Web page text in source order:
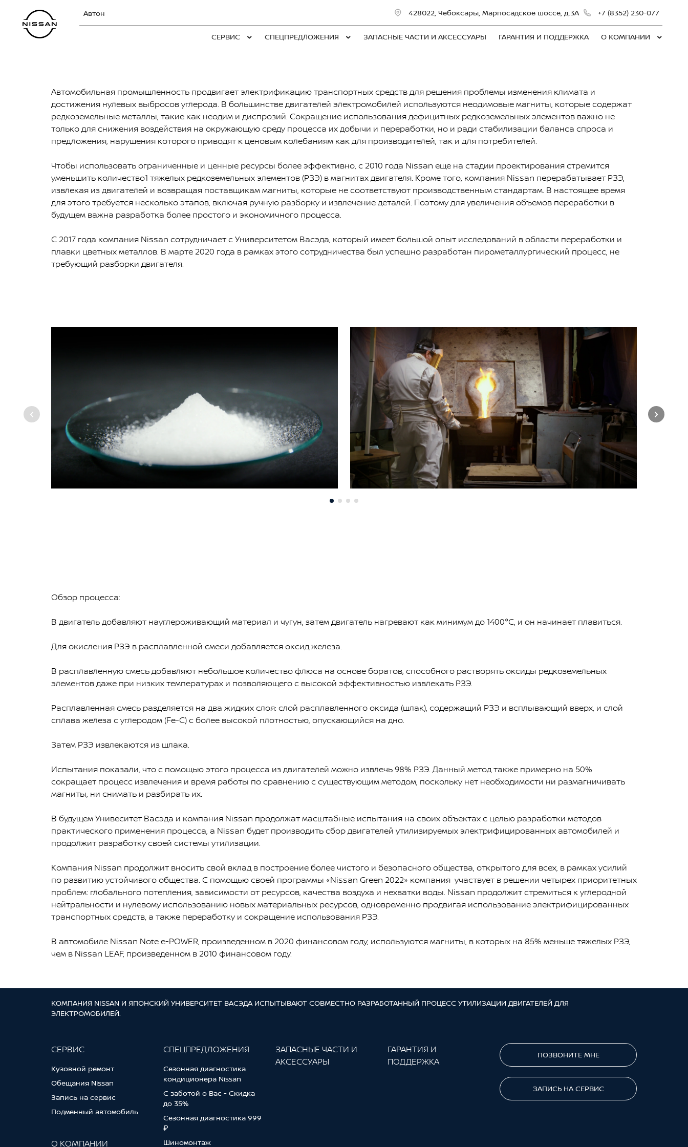
Автон 428022, Чебоксары, Марпосадское шоссе, д.3А +7 (8352) 230-077
СЕРВИС СПЕЦПРЕДЛОЖЕНИЯ ЗАПАСНЫЕ ЧАСТИ И АКСЕССУАРЫ ГАРАНТИЯ И ПОДДЕРЖКА О КОМПАНИИ
Автомобильная промышленность продвигает электрификацию транспортных средств для решения проблемы изменения климата и
достижения нулевых выбросов углерода. В большинстве двигателей электромобилей используются неодимовые магниты, которые содержат
редкоземельные металлы, такие как неодим и диспрозий. Сокращение использования дефицитных редкоземельных элементов важно не
только для снижения воздействия на окружающую среду процесса их добычи и переработки, но и ради стабилизации баланса спроса и
предложения, нарушения которого приводят к ценовым колебаниям как для производителей, так и для потребителей.
Чтобы использовать ограниченные и ценные ресурсы более эффективно, с 2010 года Nissan еще на стадии проектирования стремится
уменьшить количество1 тяжелых редкоземельных элементов (РЗЭ) в магнитах двигателя. Кроме того, компания Nissan перерабатывает РЗЭ,
извлекая из двигателей и возвращая поставщикам магниты, которые не соответствуют производственным стандартам. В настоящее время
для этого требуется несколько этапов, включая ручную разборку и извлечение деталей. Поэтому для увеличения объемов переработки в
будущем важна разработка более простого и экономичного процесса.
С 2017 года компания Nissan сотрудничает с Университетом Васэда, который имеет большой опыт исследований в области переработки и
плавки цветных металлов. В марте 2020 года в рамках этого сотрудничества был успешно разработан пирометаллургический процесс, не
требующий разборки двигателя.
Обзор процесса:
В двигатель добавляют науглероживающий материал и чугун, затем двигатель нагревают как минимум до 1400°C, и он начинает плавиться.
Для окисления РЗЭ в расплавленной смеси добавляется оксид железа.
В расплавленную смесь добавляют небольшое количество флюса на основе боратов, способного растворять оксиды редкоземельных
элементов даже при низких температурах и позволяющего с высокой эффективностью извлекать РЗЭ.
Расплавленная смесь разделяется на два жидких слоя: слой расплавленного оксида (шлак), содержащий РЗЭ и всплывающий вверх, и слой
сплава железа с углеродом (Fe-C) с более высокой плотностью, опускающийся на дно.
Затем РЗЭ извлекаются из шлака.
Испытания показали, что с помощью этого процесса из двигателей можно извлечь 98% РЗЭ. Данный метод также примерно на 50%
сокращает процесс извлечения и время работы по сравнению с существующим методом, поскольку нет необходимости ни размагничивать
магниты, ни снимать и разбирать их.
В будущем Унивеситет Васэда и компания Nissan продолжат масштабные испытания на своих объектах с целью разработки методов
практического применения процесса, а Nissan будет производить сбор двигателей утилизируемых электрифицированных автомобилей и
продолжит разработку своей системы утилизации.
Компания Nissan продолжит вносить свой вклад в построение более чистого и безопасного общества, открытого для всех, в рамках усилий
по развитию устойчивого общества. С помощью своей программы «Nissan Green 2022» компания участвует в решении четырех приоритетных
проблем: глобального потепления, зависимости от ресурсов, качества воздуха и нехватки воды. Nissan продолжит стремиться к углеродной
нейтральности и нулевому использованию новых материальных ресурсов, одновременно продвигая использование электрифицированных
транспортных средств, а также переработку и сокращение использования РЗЭ.
В автомобиле Nissan Note e-POWER, произведенном в 2020 финансовом году, используются магниты, в которых на 85% меньше тяжелых РЗЭ,
чем в Nissan LEAF, произведенном в 2010 финансовом году.
КОМПАНИЯ NISSAN И ЯПОНСКИЙ УНИВЕРСИТЕТ ВАСЭДА ИСПЫТЫВАЮТ СОВМЕСТНО РАЗРАБОТАННЫЙ ПРОЦЕСС УТИЛИЗАЦИИ ДВИГАТЕЛЕЙ ДЛЯ
ЭЛЕКТРОМОБИЛЕЙ.
СЕРВИС
Кузовной ремонт
Обещания Nissan
Запись на сервис
Подменный автомобиль
О КОМПАНИИ
СПЕЦПРЕДЛОЖЕНИЯ
Сезонная диагностика
кондиционера Nissan
С заботой о Вас - Скидка
до 35%
Сезонная диагностика 999
₽
Шиномонтаж
ЗАПАСНЫЕ ЧАСТИ И
АКСЕССУАРЫ
ГАРАНТИЯ И
ПОДДЕРЖКА
ПОЗВОНИТЕ МНЕ
ЗАПИСЬ НА СЕРВИС